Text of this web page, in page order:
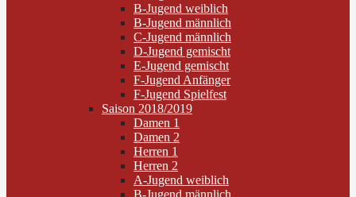
B-Jugend weiblich
B-Jugend männlich
C-Jugend männlich
D-Jugend gemischt
E-Jugend gemischt
F-Jugend Anfänger
F-Jugend Spielfest
Saison 2018/2019
Damen 1
Damen 2
Herren 1
Herren 2
A-Jugend weiblich
B-Jugend männlich